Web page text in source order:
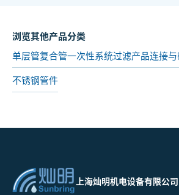
浏览其他产品分类
单层管复合管一次性系统过滤产品连接
不锈钢管件
上海灿明机电设备有限公司